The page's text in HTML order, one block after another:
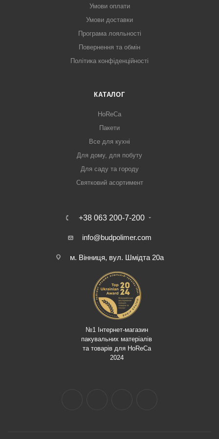
Умови оплати
Умови доставки
Програма лояльності
Повернення та обмін
Політика конфіденційності
КАТАЛОГ
HoReCa
Пакети
Все для кухні
Для дому, для побуту
Для саду та городу
Святковий асортимент
+38 063 200-7-200
info@budpolimer.com
м. Вінниця, вул. Шмідта 20а
№1 Інтернет-магазин
пакувальних матеріалів
та товарів для HoReCa
2024